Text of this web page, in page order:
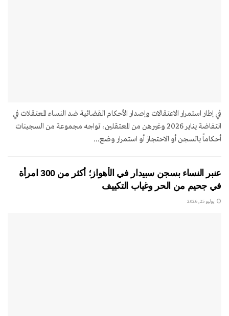
في إطار استمرار الاعتقالات وإصدار الأحكام القضائية ضد النساء المعتقلات في
انتفاضة يناير 2026 وغيرهن من المعتقلين، تواجه مجموعة من السجينات
أحكاماً بالسجن أو الاحتجاز أو استمرار وضع...
عنبر النساء بسجن سبيدار في الأهواز؛ أكثر من 300 امرأة
في جحيم من الحر وغياب التكييف
يوليو 25, 2026